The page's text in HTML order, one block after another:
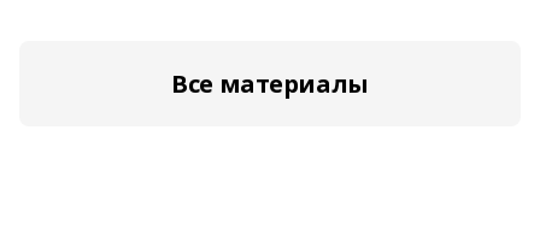
Все материалы